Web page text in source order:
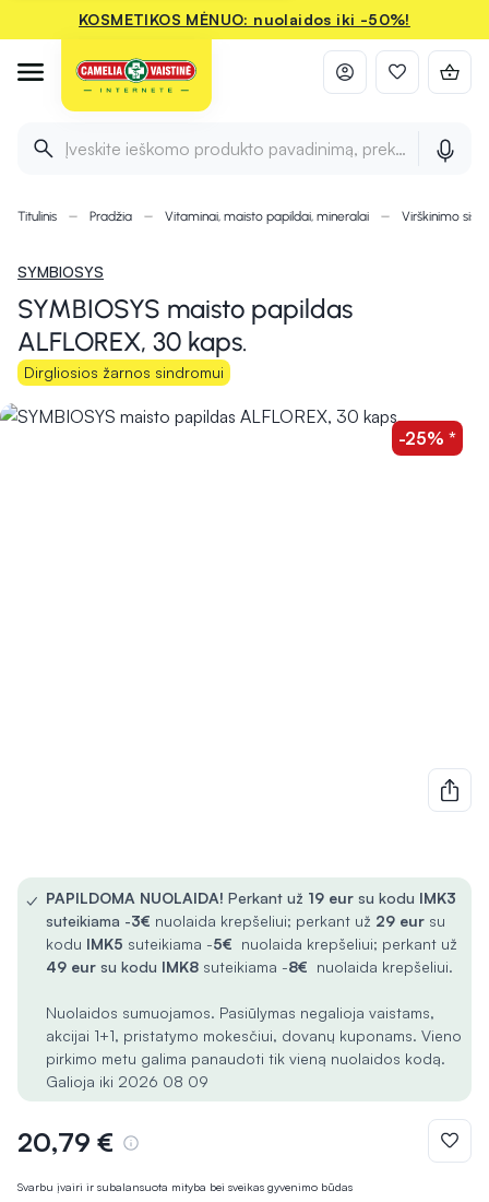
KOSMETIKOS MĖNUO: nuolaidos iki -50%!
Įveskite ieškomo produkto pavadinimą, prekės ženklą ir
Titulinis Pradžia Vitaminai, maisto papildai, mineralai Virškinimo
SYMBIOSYS
SYMBIOSYS maisto papildas
ALFLOREX, 30 kaps.
Dirgliosios žarnos sindromui
-25% *
Svarbu įvairi ir subalansuota mityba bei sveikas gyvenimo būdas
✓ PAPILDOMA NUOLAIDA! Perkant už 19 eur su kodu IMK3
suteikiama -3€ nuolaida krepšeliui; perkant už 29 eur su
kodu IMK5 suteikiama -5€ nuolaida krepšeliui; perkant už
49 eur su kodu IMK8 suteikiama -8€ nuolaida krepšeliui.
Nuolaidos sumuojamos. Pasiūlymas negalioja vaistams,
akcijai 1+1, pristatymo mokesčiui, dovanų kuponams. Vieno
pirkimo metu galima panaudoti tik vieną nuolaidos kodą.
Galioja iki 2026 08 09
20,79 €